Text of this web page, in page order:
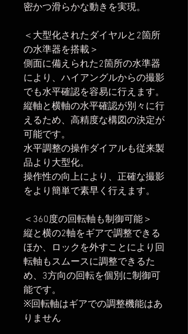
密かつ滑らかな動きを実現。
＜大型化されたダイヤルと2箇所
の水準器を搭載＞
側面に備えられた2箇所の水準器
により、ハイアングルからの撮影
でも水平確認を容易に行えます。
縦軸と横軸の水平確認が別々に行
えるため、高精度な構図の決定が
可能です。
水平調整の操作ダイアルも従来製
品より大型化。
操作性の向上により、正確な撮影
をより簡単で素早く行えます。
＜360度の回転軸も制御可能＞
縦と横の2軸をギアで調整できる
ほか、ロックを外すことにより回
転軸もスムースに調整できるた
め、3方向の回転を個別に制御可
能です。
※回転軸はギアでの調整機能はあ
りません